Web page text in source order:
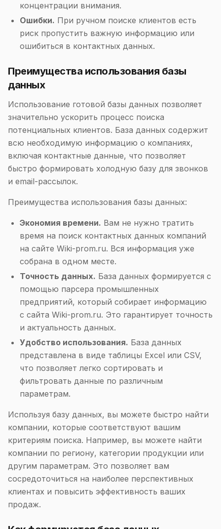
концентрации внимания.
Ошибки. При ручном поиске клиентов есть
риск пропустить важную информацию или
ошибиться в контактных данных.
Преимущества использования базы
данных
Использование готовой базы данных позволяет
значительно ускорить процесс поиска
потенциальных клиентов. База данных содержит
всю необходимую информацию о компаниях,
включая контактные данные, что позволяет
быстро формировать холодную базу для звонков
и email-рассылок.
Преимущества использования базы данных:
Экономия времени. Вам не нужно тратить
время на поиск контактных данных компаний
на сайте Wiki-prom.ru. Вся информация уже
собрана в одном месте.
Точность данных. База данных формируется с
помощью парсера промышленных
предприятий, который собирает информацию
с сайта Wiki-prom.ru. Это гарантирует точность
и актуальность данных.
Удобство использования. База данных
представлена в виде таблицы Excel или CSV,
что позволяет легко сортировать и
фильтровать данные по различным
параметрам.
Используя базу данных, вы можете быстро найти
компании, которые соответствуют вашим
критериям поиска. Например, вы можете найти
компании по региону, категории продукции или
другим параметрам. Это позволяет вам
сосредоточиться на наиболее перспективных
клиентах и повысить эффективность ваших
продаж.